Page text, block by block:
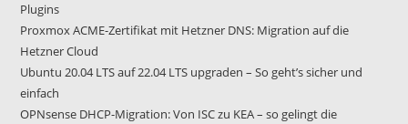
Plugins
Proxmox ACME-Zertifikat mit Hetzner DNS: Migration auf die
Hetzner Cloud
Ubuntu 20.04 LTS auf 22.04 LTS upgraden – So geht’s sicher und
einfach
OPNsense DHCP-Migration: Von ISC zu KEA – so gelingt die